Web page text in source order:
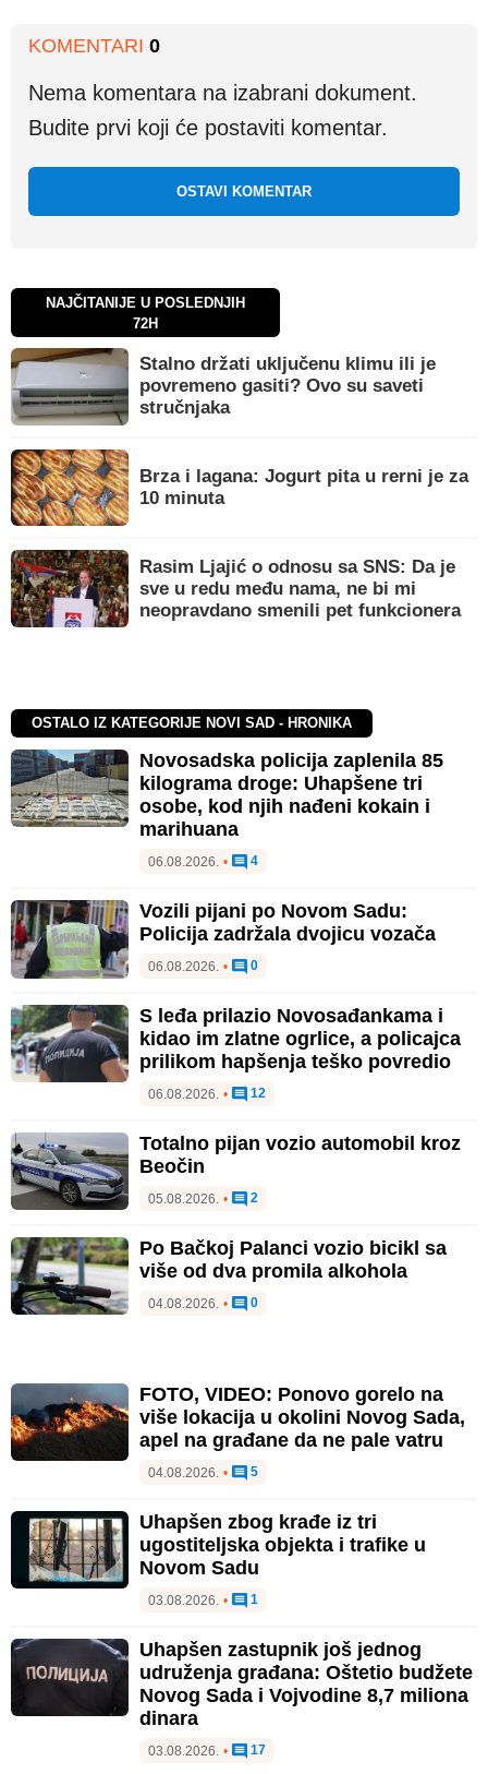
KOMENTARI 0
Nema komentara na izabrani dokument.
Budite prvi koji će postaviti komentar.
OSTAVI KOMENTAR
NAJČITANIJE U POSLEDNJIH
72H
Stalno držati uključenu klimu ili je
povremeno gasiti? Ovo su saveti
stručnjaka
Brza i lagana: Jogurt pita u rerni je za
10 minuta
Rasim Ljajić o odnosu sa SNS: Da je
sve u redu među nama, ne bi mi
neopravdano smenili pet funkcionera
OSTALO IZ KATEGORIJE NOVI SAD - HRONIKA
Novosadska policija zaplenila 85
kilograma droge: Uhapšene tri
osobe, kod njih nađeni kokain i
marihuana
06.08.2026. • 4
Vozili pijani po Novom Sadu:
Policija zadržala dvojicu vozača
06.08.2026. • 0
S leđa prilazio Novosađankama i
kidao im zlatne ogrlice, a policajca
prilikom hapšenja teško povredio
06.08.2026. • 12
Totalno pijan vozio automobil kroz
Beočin
05.08.2026. • 2
Po Bačkoj Palanci vozio bicikl sa
više od dva promila alkohola
04.08.2026. • 0
FOTO, VIDEO: Ponovo gorelo na
više lokacija u okolini Novog Sada,
apel na građane da ne pale vatru
04.08.2026. • 5
Uhapšen zbog krađe iz tri
ugostiteljska objekta i trafike u
Novom Sadu
03.08.2026. • 1
Uhapšen zastupnik još jednog
udruženja građana: Oštetio budžete
Novog Sada i Vojvodine 8,7 miliona
dinara
03.08.2026. • 17